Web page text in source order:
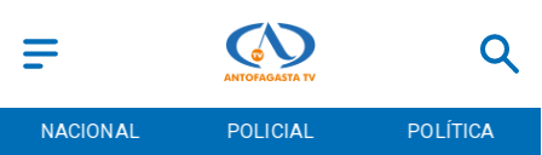
NACIONAL POLICIAL POLÍTICA